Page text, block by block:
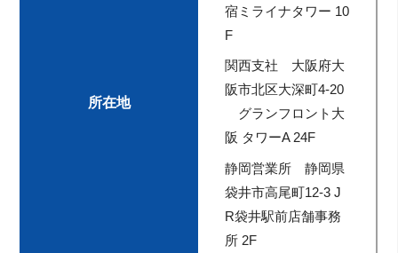
所在地
宿ミライナタワー 10
F
関西支社 大阪府大
阪市北区大深町4-20
グランフロント大
阪 タワーA 24F
静岡営業所 静岡県
袋井市高尾町12-3 J
R袋井駅前店舗事務
所 2F